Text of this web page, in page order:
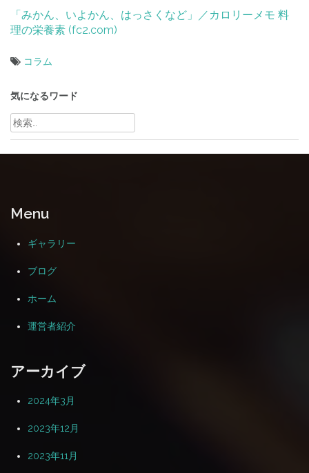
「みかん、いよかん、はっさくなど」／カロリーメモ 料
理の栄養素 (fc2.com)
コラム
稿
ナ
ビ
ョ
ン
気になるワード
検
索:
Menu
ギャラリー
ブログ
ホーム
運営者紹介
アーカイブ
2024年3月
2023年12月
2023年11月